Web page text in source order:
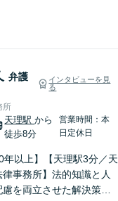
弁護
インタビューを見
る
所
天理駅から
徒歩8分
営業時間：本
日定休日
年以上】【天理駅3分／天
事務所】法的知識と人
を両立させた解決策を